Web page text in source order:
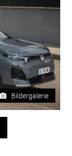
Bildergalerie